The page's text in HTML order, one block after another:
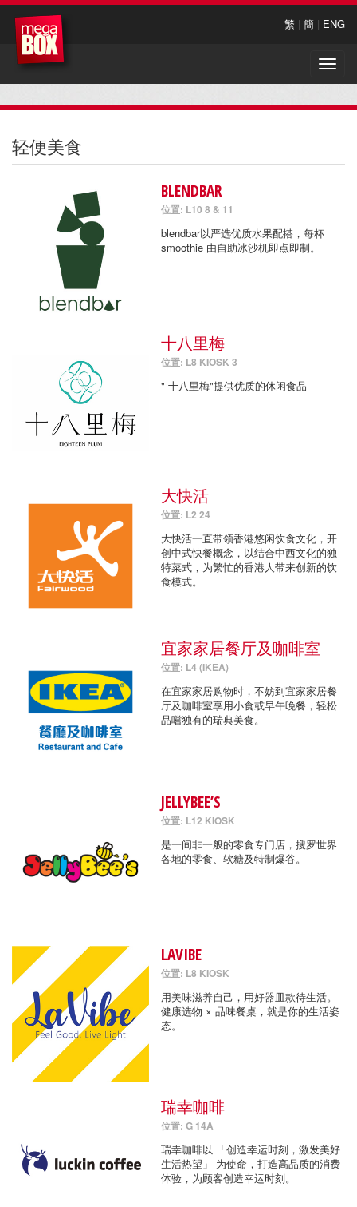
繁 | 簡 | ENG
Toggle
轻便美食
BLENDBAR
位置: L10 8 & 11
blendbar以严选优质水果配搭，每杯
smoothie 由自助冰沙机即点即制。
十八里梅
位置: L8 KIOSK 3
" 十八里梅"提供优质的休闲食品
大快活
位置: L2 24
大快活一直带领香港悠闲饮食文化，开
创中式快餐概念，以结合中西文化的独
特菜式，为繁忙的香港人带来创新的饮
食模式。
宜家家居餐厅及咖啡室
位置: L4 (IKEA)
在宜家家居购物时，不妨到宜家家居餐
厅及咖啡室享用小食或早午晚餐，轻松
品嚐独有的瑞典美食。
JELLYBEE’S
位置: L12 KIOSK
是一间非一般的零食专门店，搜罗世界
各地的零食、软糖及特制爆谷。
LAVIBE
位置: L8 KIOSK
用美味滋养自己，用好器皿款待生活。
健康选物 × 品味餐桌，就是你的生活姿
态。
瑞幸咖啡
位置: G 14A
瑞幸咖啡以 「创造幸运时刻，激发美好
生活热望」 为使命，打造高品质的消费
体验，为顾客创造幸运时刻。